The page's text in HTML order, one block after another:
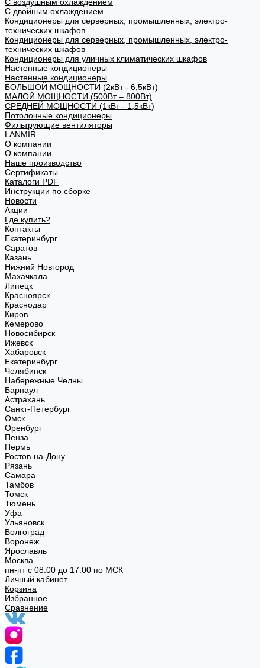
С двойным охлаждением
Кондиционеры для серверных, промышленных, электро-
технических шкафов
Кондиционеры для серверных, промышленных, электро-
технических шкафов
Кондиционеры для уличных климатических шкафов
Настенные кондиционеры
Настенные кондиционеры
БОЛЬШОЙ МОЩНОСТИ (2кВт - 6,5кВт)
МАЛОЙ МОЩНОСТИ (500Вт – 800Вт)
СРЕДНЕЙ МОЩНОСТИ (1кВт - 1,5кВт)
Потолочные кондиционеры
Фильтрующие вентиляторы
LANMIR
О компании
О компании
Наше производство
Сертификаты
Каталоги PDF
Инструкции по сборке
Новости
Акции
Где купить?
Контакты
Екатеринбург
Саратов
Казань
Нижний Новгород
Махачкала
Липецк
Красноярск
Краснодар
Киров
Кемерово
Новосибирск
Ижевск
Хабаровск
Екатеринбург
Челябинск
Набережные Челны
Барнаул
Астрахань
Санкт-Петербург
Омск
Оренбург
Пенза
Пермь
Ростов-на-Дону
Рязань
Самара
Тамбов
Томск
Тюмень
Уфа
Ульяновск
Волгоград
Воронеж
Ярославль
Москва
пн-пт с 08:00 до 17:00 по МСК
Личный кабинет
Корзина
Избранное
Сравнение